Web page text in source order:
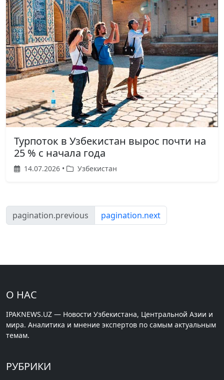
Турпоток в Узбекистан вырос почти на
25 % с начала года
14.07.2026 • Узбекистан
pagination.previous pagination.next
О НАС
IPAKNEWS.UZ — Новости Узбекистана, Центральной Азии и
мира. Аналитика и мнение экспертов по самым актуальным
темам.
РУБРИКИ